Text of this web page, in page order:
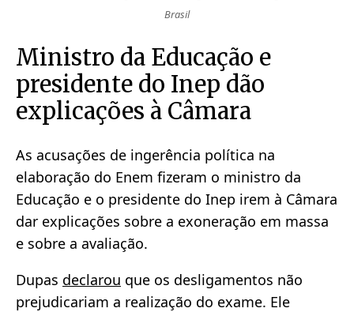
Brasil
Ministro da Educação e
presidente do Inep dão
explicações à Câmara
As acusações de ingerência política na
elaboração do Enem fizeram o ministro da
Educação e o presidente do Inep irem à Câmara
dar explicações sobre a exoneração em massa
e sobre a avaliação.
Dupas declarou que os desligamentos não
prejudicariam a realização do exame. Ele